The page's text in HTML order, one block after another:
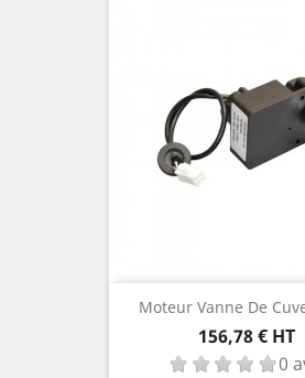
Moteur Vanne De
Prix
156,78 € HT
0